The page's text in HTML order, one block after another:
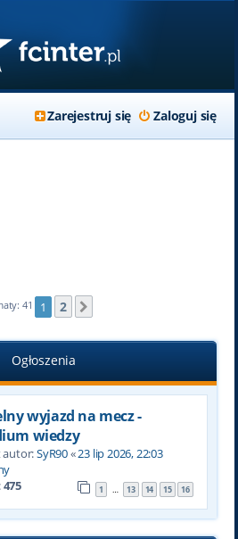
Zaloguj się
Zarejestruj się
41 1 2
Ogłoszenia
wyjazd na mecz -
wiedzy
autor:SyR90«23 lip 2026, 22:03
475 1 … 13 14 15 16